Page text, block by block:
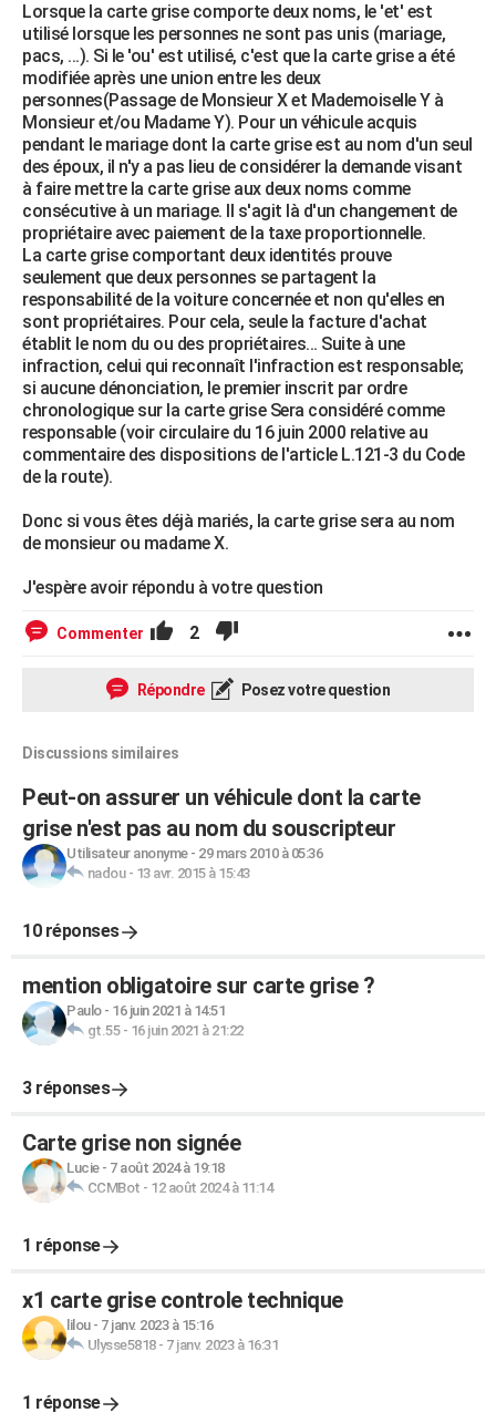
Lorsque la carte grise comporte deux noms, le 'et' est
utilisé lorsque les personnes ne sont pas unis (mariage,
pacs, ...). Si le 'ou' est utilisé, c'est que la carte grise a été
modifiée après une union entre les deux
personnes(Passage de Monsieur X et Mademoiselle Y à
Monsieur et/ou Madame Y). Pour un véhicule acquis
pendant le mariage dont la carte grise est au nom d'un seul
des époux, il n'y a pas lieu de considérer la demande visant
à faire mettre la carte grise aux deux noms comme
consécutive à un mariage. Il s'agit là d'un changement de
propriétaire avec paiement de la taxe proportionnelle.
La carte grise comportant deux identités prouve
seulement que deux personnes se partagent la
responsabilité de la voiture concernée et non qu'elles en
sont propriétaires. Pour cela, seule la facture d'achat
établit le nom du ou des propriétaires... Suite à une
infraction, celui qui reconnaît l'infraction est responsable;
si aucune dénonciation, le premier inscrit par ordre
chronologique sur la carte grise Sera considéré comme
responsable (voir circulaire du 16 juin 2000 relative au
commentaire des dispositions de l'article L.121-3 du Code
de la route).
Donc si vous êtes déjà mariés, la carte grise sera au nom
de monsieur ou madame X.
J'espère avoir répondu à votre question
Commenter 2
Répondre Posez votre question
Discussions similaires
Peut-on assurer un véhicule dont la carte
grise n'est pas au nom du souscripteur
Utilisateur anonyme- 29 mars 2010 à 05:36
nadou- 13 avr. 2015 à 15:43
10 réponses
mention obligatoire sur carte grise ?
Paulo- 16 juin 2021 à 14:51
gt.55- 16 juin 2021 à 21:22
3 réponses
Carte grise non signée
Lucie- 7 août 2024 à 19:18
CCMBot - 12 août 2024 à 11:14
1 réponse
x1 carte grise controle technique
lilou- 7 janv. 2023 à 15:16
Ulysse5818- 7 janv. 2023 à 16:31
1 réponse